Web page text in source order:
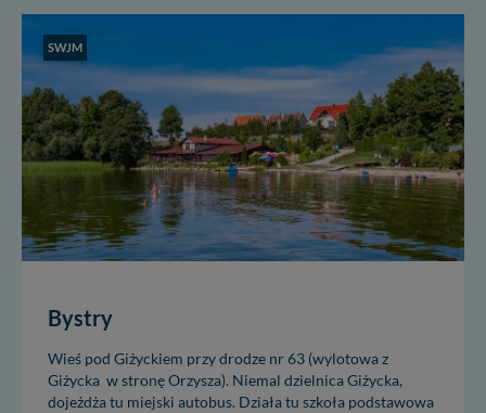
SWJM
Bystry
Wieś pod Giżyckiem przy drodze nr 63 (wylotowa z
Giżycka w stronę Orzysza). Niemal dzielnica Giżycka,
dojeżdża tu miejski autobus. Działa tu szkoła podstawowa